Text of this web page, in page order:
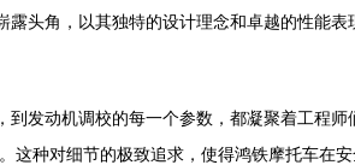
露头角，以其独特的设计理念和卓越的性能
到发动机调校的每一个参数，都凝聚着工程
种对细节的极致追求，使得鸿铁摩托车在